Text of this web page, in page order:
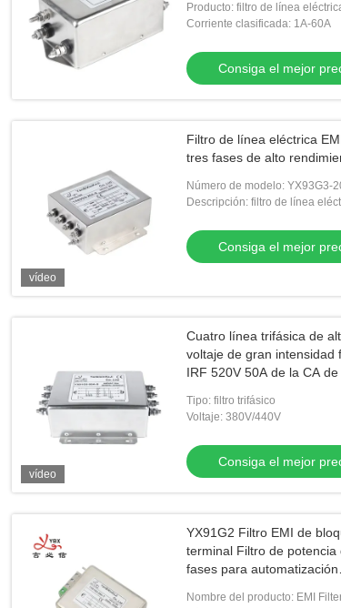
Producto: filtro de línea
Corriente clasificada: 1A-60A
Consiga el mejor
vídeo
Filtro de línea eléctrica
tres fases de alto
Número de modelo: YX93G3-
Descripción: filtro de línea
Consiga el mejor
vídeo
Cuatro línea trifásica de
voltaje de gran intensidad
IRF 520V 50A de la CA de
Tipo: filtro trifásico
Voltaje: 380V/440V
Consiga el mejor
YX91G2 Filtro EMI de
terminal Filtro de potencia
fases para automatización
Nombre del producto: EMI